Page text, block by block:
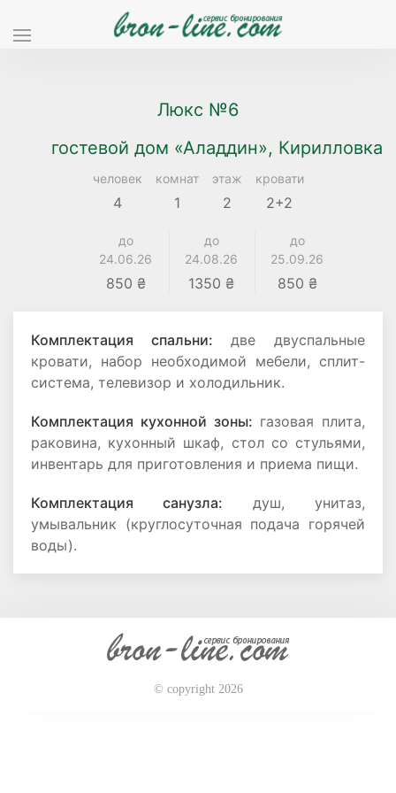
Люкс №6
гостевой дом «Аладдин», Кирилловка
человек
4
комнат
1
этаж
2
кровати
2+2
до
24.06.26
850 ₴
до
24.08.26
1350 ₴
до
25.09.26
850 ₴
Комплектация спальни: две двуспальные
кровати, набор необходимой мебели, сплит-
система, телевизор и холодильник.
Комплектация кухонной зоны: газовая плита,
раковина, кухонный шкаф, стол со стульями,
инвентарь для приготовления и приема пищи.
Комплектация санузла: душ, унитаз,
умывальник (круглосуточная подача горячей
воды).
© copyright 2026